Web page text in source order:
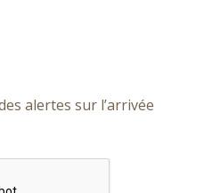
alertes sur l’arrivée